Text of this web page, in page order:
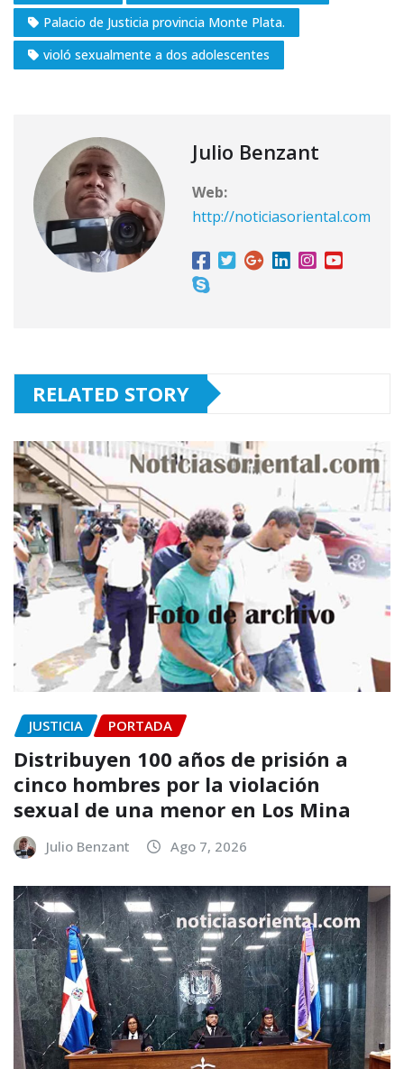
Palacio de Justicia provincia Monte Plata.
violó sexualmente a dos adolescentes
Julio Benzant
Web:
http://noticiasoriental.com
RELATED STORY
JUSTICIA PORTADA
Distribuyen 100 años de prisión a
cinco hombres por la violación
sexual de una menor en Los Mina
Julio Benzant Ago 7, 2026